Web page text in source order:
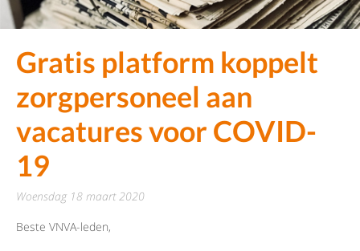
Gratis platform koppelt
zorgpersoneel aan
vacatures voor COVID-
19
woensdag 18 maart 2020
Beste VNVA-leden,